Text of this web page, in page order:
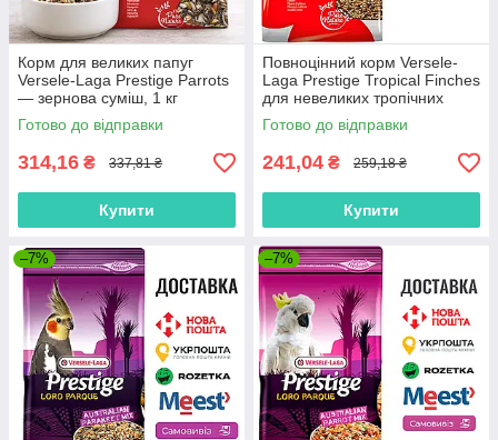
Корм для великих папуг
Versele-Laga Prestige Parrots
— зернова суміш, 1 кг
Готово до відправки
314,16 ₴ 337,81 ₴
Купити
Повноцінний корм Versele-
Laga Prestige Tropical Finches
для невеликих тропічних
птахів, 1 КГ
Готово до відправки
241,04 ₴ 259,18 ₴
Купити
–7% –7%